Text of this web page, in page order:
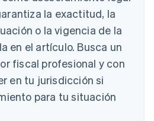
la exactitud, la
o la vigencia de la
en el artículo. Busca un
fiscal profesional y con
en tu jurisdicción si
para tu situación
English